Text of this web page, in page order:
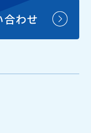
合わせ